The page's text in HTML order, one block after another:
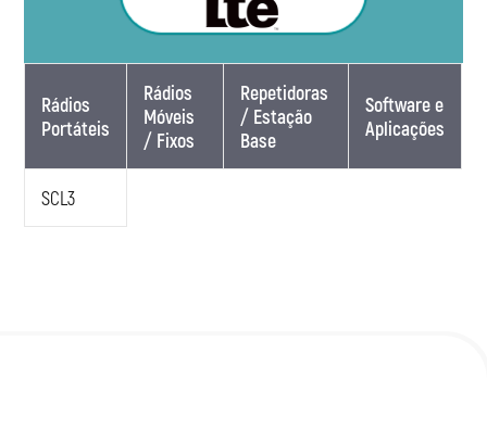
Rádios
Portáteis
Rádios
Móveis
/ Fixos
Repetidoras
/ Estação
Base
Software e
Aplicações
SCL3